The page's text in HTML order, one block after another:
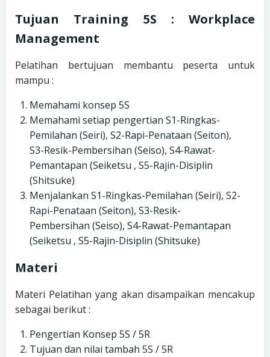
Tujuan Training 5S : Workplace
Management
Pelatihan bertujuan membantu peserta untuk
mampu :
Memahami konsep 5S
Memahami setiap pengertian S1-Ringkas-
Pemilahan (Seiri), S2-Rapi-Penataan (Seiton),
S3-Resik-Pembersihan (Seiso), S4-Rawat-
Pemantapan (Seiketsu , S5-Rajin-Disiplin
(Shitsuke)
Menjalankan S1-Ringkas-Pemilahan (Seiri), S2-
Rapi-Penataan (Seiton), S3-Resik-
Pembersihan (Seiso), S4-Rawat-Pemantapan
(Seiketsu , S5-Rajin-Disiplin (Shitsuke)
Materi
Materi Pelatihan yang akan disampaikan mencakup
sebagai berikut :
Pengertian Konsep 5S / 5R
Tujuan dan nilai tambah 5S / 5R